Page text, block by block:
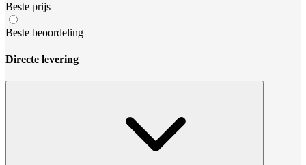
Beste prijs
Beste beoordeling
Directe levering